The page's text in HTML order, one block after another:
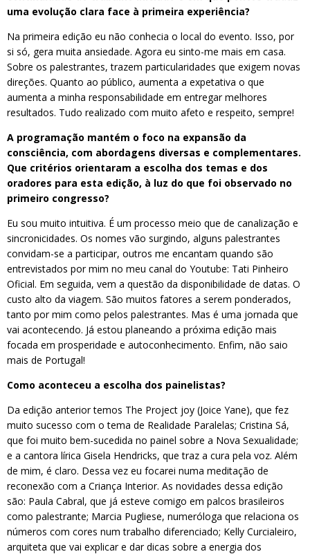
uma evolução clara face à primeira experiência?
Na primeira edição eu não conhecia o local do evento. Isso, por
si só, gera muita ansiedade. Agora eu sinto-me mais em casa.
Sobre os palestrantes, trazem particularidades que exigem novas
direções. Quanto ao público, aumenta a expetativa o que
aumenta a minha responsabilidade em entregar melhores
resultados. Tudo realizado com muito afeto e respeito, sempre!
A programação mantém o foco na expansão da
consciência, com abordagens diversas e complementares.
Que critérios orientaram a escolha dos temas e dos
oradores para esta edição, à luz do que foi observado no
primeiro congresso?
Eu sou muito intuitiva. É um processo meio que de canalização e
sincronicidades. Os nomes vão surgindo, alguns palestrantes
convidam-se a participar, outros me encantam quando são
entrevistados por mim no meu canal do Youtube: Tati Pinheiro
Oficial. Em seguida, vem a questão da disponibilidade de datas. O
custo alto da viagem. São muitos fatores a serem ponderados,
tanto por mim como pelos palestrantes. Mas é uma jornada que
vai acontecendo. Já estou planeando a próxima edição mais
focada em prosperidade e autoconhecimento. Enfim, não saio
mais de Portugal!
Como aconteceu a escolha dos painelistas?
Da edição anterior temos The Project joy (Joice Yane), que fez
muito sucesso com o tema de Realidade Paralelas; Cristina Sá,
que foi muito bem-sucedida no painel sobre a Nova Sexualidade;
e a cantora lírica Gisela Hendricks, que traz a cura pela voz. Além
de mim, é claro. Dessa vez eu focarei numa meditação de
reconexão com a Criança Interior. As novidades dessa edição
são: Paula Cabral, que já esteve comigo em palcos brasileiros
como palestrante; Marcia Pugliese, numeróloga que relaciona os
números com cores num trabalho diferenciado; Kelly Curcialeiro,
arquiteta que vai explicar e dar dicas sobre a energia dos